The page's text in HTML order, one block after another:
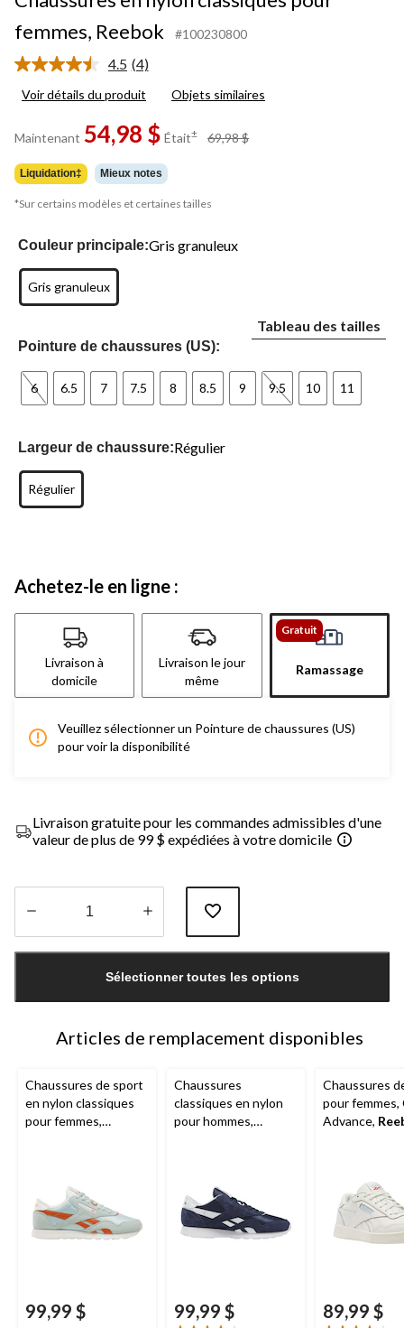
femmes, Reebok
#100230800
4.5 Lire
4
Lien
vers
même
page.
(4)
Voir détails du produit Objets similaires
Maintenant 54,98 $ Était± 69,98 $
Liquidation‡ Mieux notes
*Sur certains modèles et certaines tailles
Couleur principale:Gris granuleux
Gris granuleux
Pointure de chaussures (US):
Tableau des tailles
6 6.5 7 7.5 8 8.5 9 9.5 10 11
Largeur de chaussure:Régulier
Régulier
Achetez-le en ligne :
Livraison à
domicile
Livraison le jour
même
Gratuit
Ramassage
Veuillez sélectionner un Pointure de chaussures (US)
pour voir la disponibilité
Livraison gratuite pour les commandes admissibles d'une
valeur de plus de 99 $ expédiées à votre domicile
jour
Sélectionner toutes les options
Articles de remplacement disponibles
Chaussures de sport
en nylon classiques
pour femmes,
99,99 $
Chaussures
classiques en nylon
pour hommes,
99,99 $
Chaussures
pour femmes,
Advance,
89,99 $